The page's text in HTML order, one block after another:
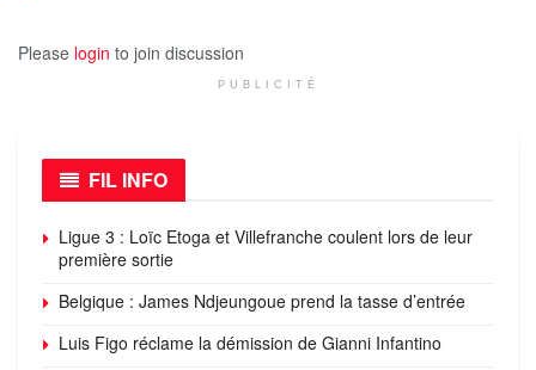
Please login to join discussion
PUBLICITÉ
FIL INFO
Ligue 3 : Loïc Etoga et Villefranche coulent lors de leur
première sortie
Belgique : James Ndjeungoue prend la tasse d’entrée
Luis Figo réclame la démission de Gianni Infantino